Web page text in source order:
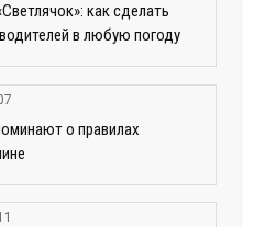
как сделать
в любую погоду
о правилах